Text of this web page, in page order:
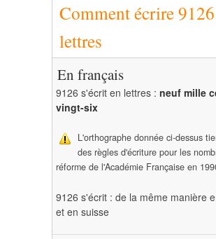
Comment écrire
lettres
En français
9126 s'écrit en lettres : neuf mille
vingt-six
L'orthographe donnée ci-dessus
des règles d'écriture pour les
réforme de l'Académie Française en
9126 s'écrit : de la même manière
et en suisse